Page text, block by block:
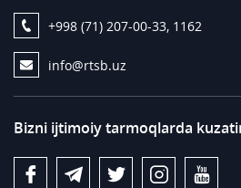
+998 (71) 207-00-33, 1162
info@rtsb.uz
Bizni ijtimoiy tarmoqlarda